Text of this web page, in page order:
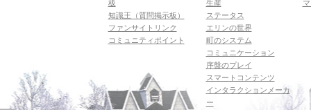
板
知識王（質問掲示板）
ファンサイトリンク
コミュニティポイント
生産
ステータス
エリンの世界
町のシステム
コミュニケーション
序盤のプレイ
スマートコンテンツ
インタラクションメーカ
ー